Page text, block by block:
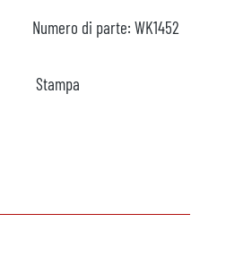
Numero di parte: WK1452
Stampa